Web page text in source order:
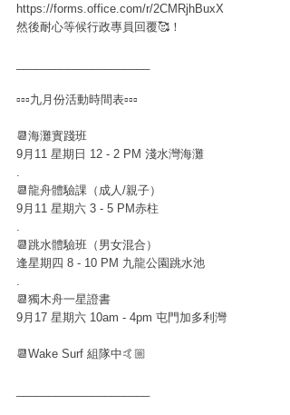
https://forms.office.com/r/2CMRjhBuxX
然後耐心等候行政專員回覆🥰！
▫️▫️▫️九月份活動時間表▫️▫️▫️
📆海灘實踐班
9月11 星期日 12 - 2 PM 淺水灣海灘
.
📆龍舟體驗課（成人/親子）
9月11 星期六 3 - 5 PM赤柱
.
📆跳水體驗班（男女混合）
逢星期四 8 - 10 PM 九龍公園跳水池
.
📆獨木舟一星證書
9月17 星期六 10am - 4pm 屯門加多利灣
📆Wake Surf 組隊中🤙🏼